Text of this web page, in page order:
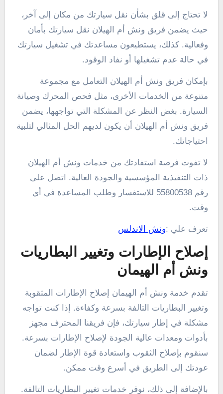
لا تحتاج إلى قلق بشأن نقل سيارتك من مكان إلى آخر،
حيث يضمن فريق ونش أم الهيلان نقل سيارتك بأمان
وفعالية. كذلك، يستطيعون مساعدتك في تشغيل سيارتك
في حالة عدم تشغيلها أو نفاد الوقود.
بإمكان فريق ونش أم الهيلان التعامل مع مجموعة
متنوعة من الخدمات الأخرى، مثل فحص المحرك وصيانة
السيارة. بغض النظر عن المشكلة التي تواجهها، يضمن
فريق ونش أم الهيلان أن يكون لديهم الحل المثالي لتلبية
احتياجاتك.
لا تفوت فرصة استفادتك من خدمات ونش أم الهيلان
ذات التنفيذية المؤسسية والجودة العالية. اتصل على
رقم 55800538 للاستفسار وطلب المساعدة في أي
وقت.
تعرف علي :ونش الاندلس
إصلاح الإطارات وتغيير البطاريات
ونش أم الهيمان
تقدم خدمة ونش أم الهيمان إصلاح الإطارات المثقوبة
وتغيير البطاريات التالفة بسرعة وكفاءة. إذا كنت تواجه
مشكلة في إطار سيارتك، فإن فريقنا المحترف مجهز
بأدوات ومعدات عالية الجودة لإصلاح الإطارات بسرعة.
سنقوم بإصلاح الثقوب واستعادة قوة الإطار لضمان
عودتك إلى الطريق في أسرع وقت ممكن.
بالإضافة إلى ذلك، نوفر خدمات تغيير البطاريات التالفة.